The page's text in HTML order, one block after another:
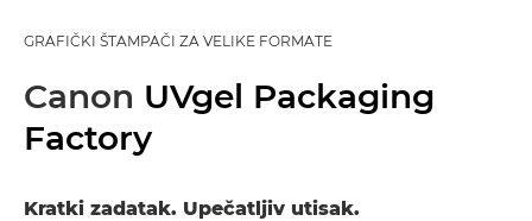
GRAFIČKI ŠTAMPAČI ZA VELIKE FORMATE
Canon UVgel Packaging
Factory
Kratki zadatak. Upečatljiv utisak.